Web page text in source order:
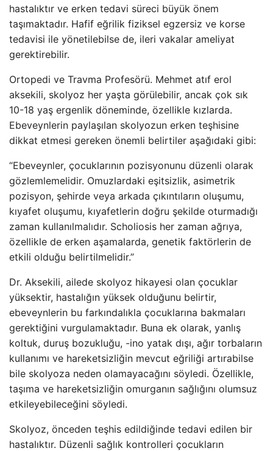
hastalıktır ve erken tedavi süreci büyük önem
taşımaktadır. Hafif eğrilik fiziksel egzersiz ve korse
tedavisi ile yönetilebilse de, ileri vakalar ameliyat
gerektirebilir.
Ortopedi ve Travma Profesörü. Mehmet atıf erol
aksekili, skolyoz her yaşta görülebilir, ancak çok sık
10-18 yaş ergenlik döneminde, özellikle kızlarda.
Ebeveynlerin paylaşılan skolyozun erken teşhisine
dikkat etmesi gereken önemli belirtiler aşağıdaki gibi:
“Ebeveynler, çocuklarının pozisyonunu düzenli olarak
gözlemlemelidir. Omuzlardaki eşitsizlik, asimetrik
pozisyon, şehirde veya arkada çıkıntıların oluşumu,
kıyafet oluşumu, kıyafetlerin doğru şekilde oturmadığı
zaman kullanılmalıdır. Scholiosis her zaman ağrıya,
özellikle de erken aşamalarda, genetik faktörlerin de
etkili olduğu belirtilmelidir.”
Dr. Aksekili, ailede skolyoz hikayesi olan çocuklar
yüksektir, hastalığın yüksek olduğunu belirtir,
ebeveynlerin bu farkındalıkla çocuklarına bakmaları
gerektiğini vurgulamaktadır. Buna ek olarak, yanlış
koltuk, duruş bozukluğu, -ino yatak dışı, ağır torbaların
kullanımı ve hareketsizliğin mevcut eğriliği artırabilse
bile skolyoza neden olamayacağını söyledi. Özellikle,
taşıma ve hareketsizliğin omurganın sağlığını olumsuz
etkileyebileceğini söyledi.
Skolyoz, önceden teşhis edildiğinde tedavi edilen bir
hastalıktır. Düzenli sağlık kontrolleri çocukların